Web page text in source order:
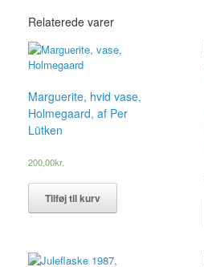
Relaterede varer
Marguerite, hvid vase,
Holmegaard, af Per
Lütken
200,00kr.
Tilføj til kurv